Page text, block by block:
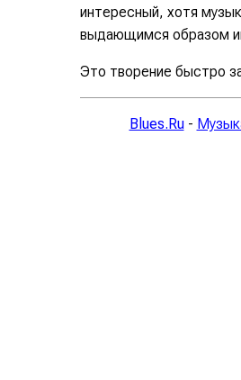
интересный, хотя
выдающимся образом
Это творение быстро
Blues.Ru-